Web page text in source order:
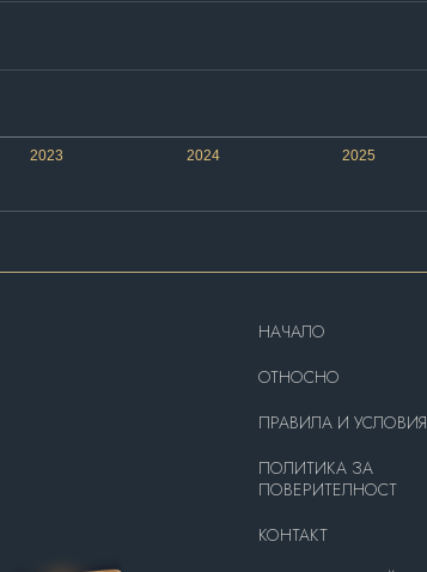
2023 2024 2025
HAЧАЛО
OТНОСНО
ПРАВИЛА И УСЛОВИЯ
ПОЛИТИКА ЗА
ПОВЕРИТЕЛНОСТ
КОНТАКТ